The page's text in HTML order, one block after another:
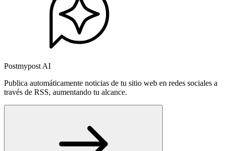
Postmypost AI
Publica automáticamente noticias de tu sitio web en redes sociales a
través de RSS, aumentando tu alcance.